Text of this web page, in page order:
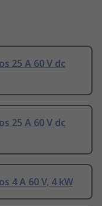
25 A 60 V dc
25 A 60 V dc
4 A 60 V, 4 kW